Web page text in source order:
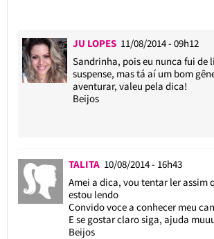
JU LOPES 11/08/2014 - 09h12
Sandrinha, pois eu nunca fui de
suspense, mas tá aí um bom
aventurar, valeu pela dica!
Beijos
TALITA 10/08/2014 - 16h43
Amei a dica, vou tentar ler assim
estou lendo
Convido voce a conhecer meu
E se gostar claro siga, ajuda
Beijos